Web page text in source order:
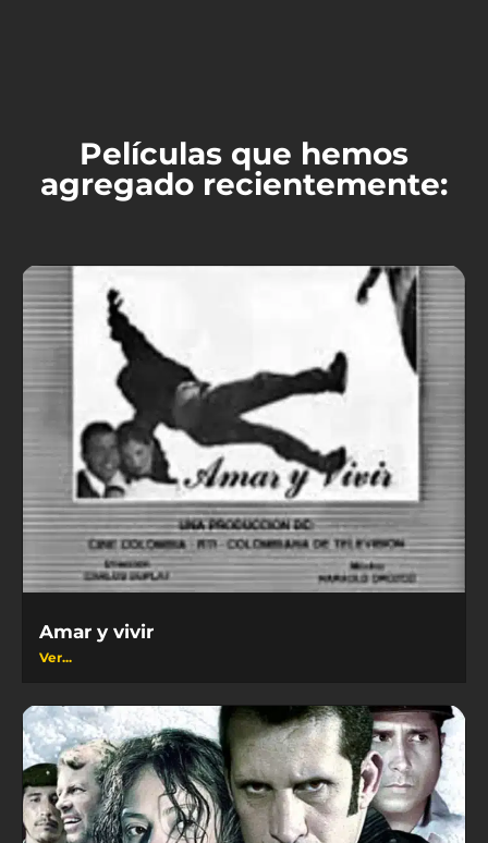
Películas que hemos
agregado recientemente:
Amar y vivir
Ver...